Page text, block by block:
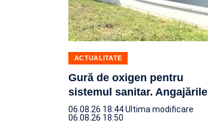
ACTUALITATE
Gură de oxigen pentru
sistemul sanitar. Angajările
06.08.26 18:44Ultima modificare
06.08.26 18:50